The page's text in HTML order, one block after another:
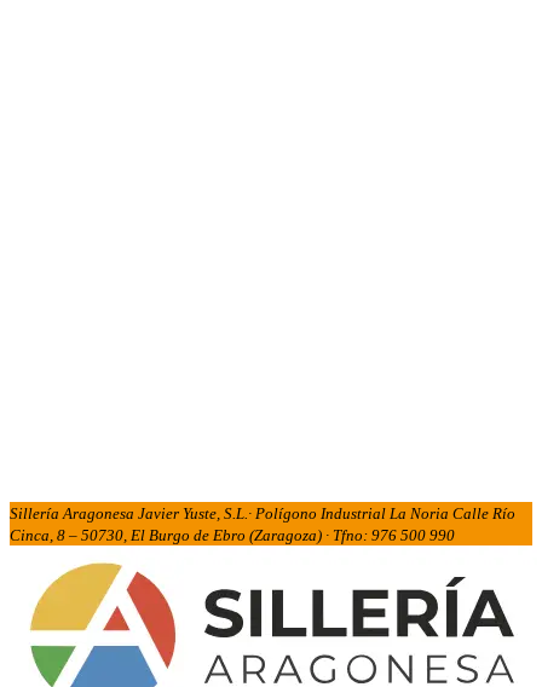
Sillería Aragonesa Javier Yuste, S.L.· Polígono Industrial La Noria Calle Río
Cinca, 8 – 50730, El Burgo de Ebro (Zaragoza) · Tfno: 976 500 990